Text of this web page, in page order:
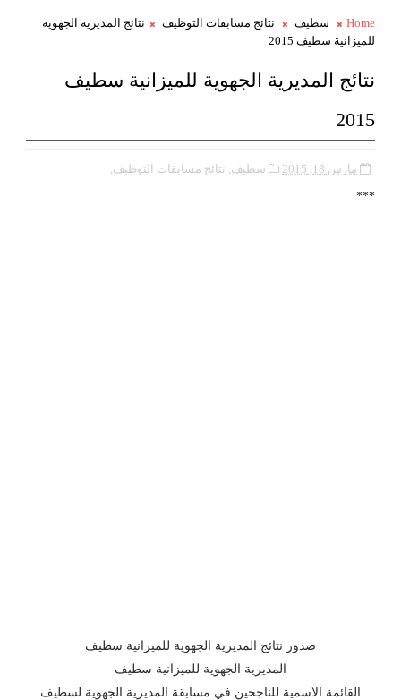
Home سطيف نتائج مسابقات التوظيف
نتائج المديرية الجهوية
للميزانية سطيف 2015
نتائج المديرية الجهوية للميزانية سطيف
2015
مارس 18, 2015 سطيف, نتائج مسابقات التوظيف,
***
صدور نتائج المديرية الجهوية للميزانية سطيف
المديرية الجهوية للميزانية سطيف
القائمة الاسمية للناجحين في مسابقة المديرية الجهوية لسطيف